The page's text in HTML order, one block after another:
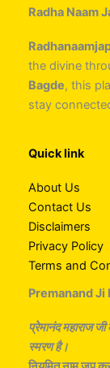
Radha Naam
the divine
Bagde, this
stay
Quick link
About Us
Contact Us
Disclaimers
Privacy Policy
Terms and
Premanand Ji
प्रेेमानंद महाराज
स्मरण है।